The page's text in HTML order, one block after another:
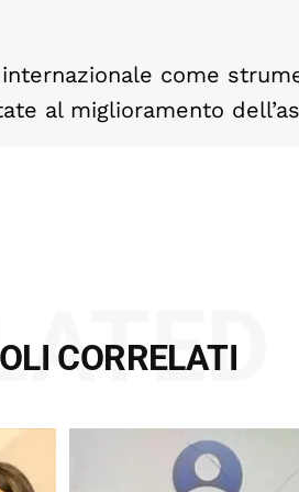
come
al miglioramento
CORRELATI